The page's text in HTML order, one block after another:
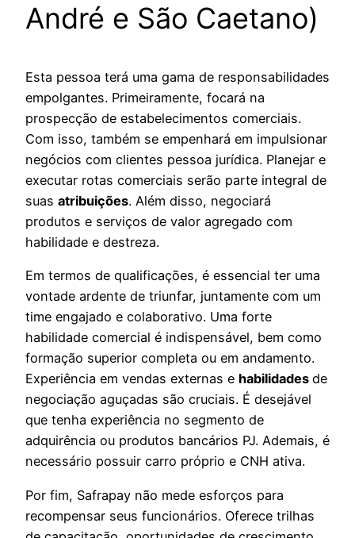
André e São Caetano)
Esta pessoa terá uma gama de responsabilidades
empolgantes. Primeiramente, focará na
prospecção de estabelecimentos comerciais.
Com isso, também se empenhará em impulsionar
negócios com clientes pessoa jurídica. Planejar e
executar rotas comerciais serão parte integral de
suas atribuições. Além disso, negociará
produtos e serviços de valor agregado com
habilidade e destreza.
Em termos de qualificações, é essencial ter uma
vontade ardente de triunfar, juntamente com um
time engajado e colaborativo. Uma forte
habilidade comercial é indispensável, bem como
formação superior completa ou em andamento.
Experiência em vendas externas e habilidades de
negociação aguçadas são cruciais. É desejável
que tenha experiência no segmento de
adquirência ou produtos bancários PJ. Ademais, é
necessário possuir carro próprio e CNH ativa.
Por fim, Safrapay não mede esforços para
recompensar seus funcionários. Oferece trilhas